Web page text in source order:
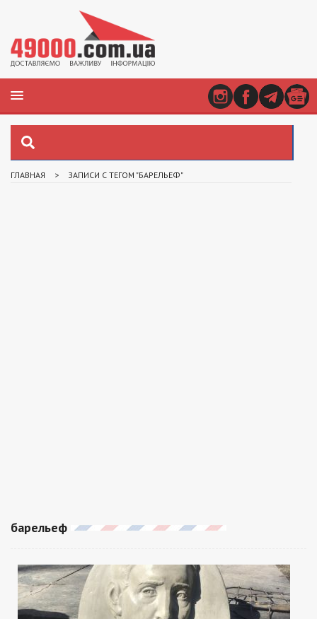
ГЛАВНАЯ > ЗАПИСИ С ТЕГОМ "БАРЕЛЬЕФ"
барельеф